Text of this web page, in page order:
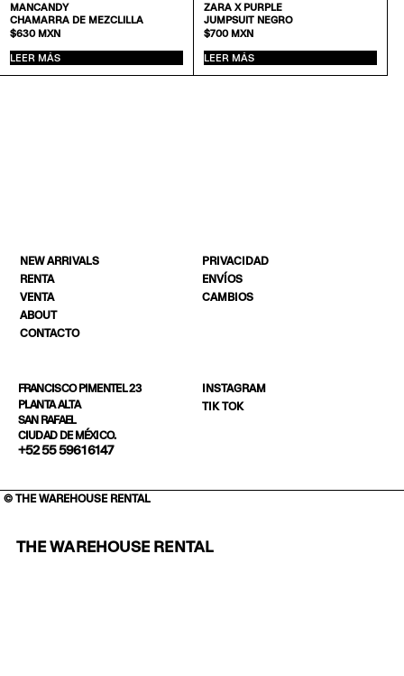
MANCANDY
CHAMARRA DE MEZCLILLA
$630MXN
LEER MÁS
ZARA X PURPLE
JUMPSUIT NEGRO
$700MXN
LEER MÁS
NEW ARRIVALS
RENTA
VENTA
ABOUT
CONTACTO
PRIVACIDAD
ENVÍOS
CAMBIOS
FRANCISCO PIMENTEL 23
PLANTA ALTA
SAN RAFAEL
CIUDAD DE MÉXICO.
+52 55 5961 6147
INSTAGRAM
TIK TOK
© THE WAREHOUSE RENTAL
THE WAREHOUSE RENTAL